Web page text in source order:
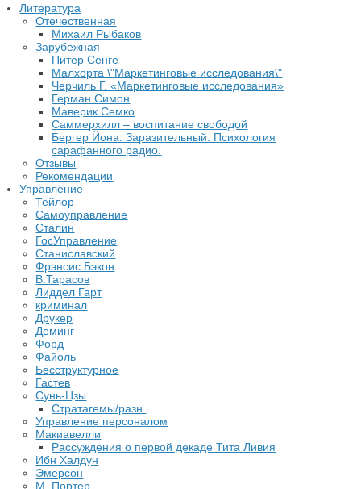
Литература
Отечественная
Михаил Рыбаков
Зарубежная
Питер Сенге
Малхорта \"Маркетинговые исследования\"
Черчиль Г. «Маркетинговые исследования»
Герман Симон
Маверик.Семко
Саммерхилл – воспитание свободой
Бергер Йона. Заразительный. Психология
сарафанного радио.
Отзывы
Рекомендации
Управление
Тейлор
Самоуправление
Сталин
ГосУправление
Станиславский
Фрэнсис Бэкон
В.Тарасов
Лиддел Гарт
криминал
Друкер
Деминг
Форд
Файоль
Бесструктурное
Гастев
Сунь-Цзы
Стратагемы/разн.
Управление персоналом
Макиавелли
Рассуждения о первой декаде Тита Ливия
Ибн Халдун
Эмерсон
М. Портер